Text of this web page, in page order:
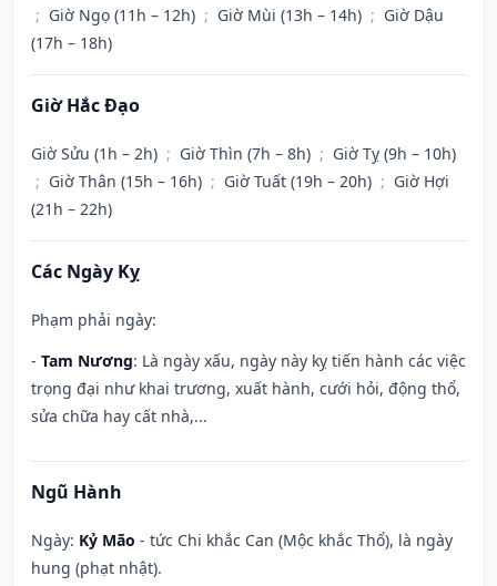
; Giờ Ngọ (11h – 12h) ; Giờ Mùi (13h – 14h) ; Giờ Dậu
(17h – 18h)
Giờ Hắc Đạo
Giờ Sửu (1h – 2h) ; Giờ Thìn (7h – 8h) ; Giờ Tỵ (9h – 10h)
; Giờ Thân (15h – 16h) ; Giờ Tuất (19h – 20h) ; Giờ Hợi
(21h – 22h)
Các Ngày Kỵ
Phạm phải ngày:
- Tam Nương: Là ngày xấu, ngày này kỵ tiến hành các việc
trọng đại như khai trương, xuất hành, cưới hỏi, động thổ,
sửa chữa hay cất nhà,...
Ngũ Hành
Ngày: Kỷ Mão - tức Chi khắc Can (Mộc khắc Thổ), là ngày
hung (phạt nhật).